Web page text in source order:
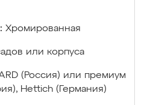
Хромированная
или корпуса
(Россия) или премиум
Hettich (Германия)